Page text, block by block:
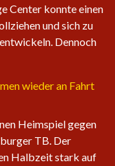
Center konnte einen
und sich zu
Dennoch
wieder an Fahrt
Heimspiel gegen
TB. Der
Halbzeit stark auf